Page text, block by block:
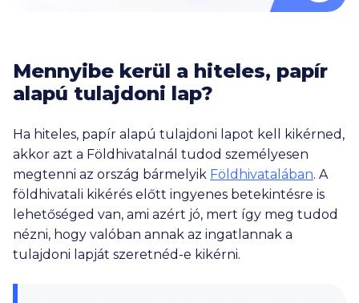
Mennyibe kerül a hiteles, papír
alapú tulajdoni lap?
Ha hiteles, papír alapú tulajdoni lapot kell kikérned,
akkor azt a Földhivatalnál tudod személyesen
megtenni az ország bármelyik Földhivatalában. A
földhivatali kikérés előtt ingyenes betekintésre is
lehetőséged van, ami azért jó, mert így meg tudod
nézni, hogy valóban annak az ingatlannak a
tulajdoni lapját szeretnéd-e kikérni.